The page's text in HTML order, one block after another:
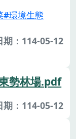
環境生態
期：114-05-12
勢林場.pdf
期：114-05-12